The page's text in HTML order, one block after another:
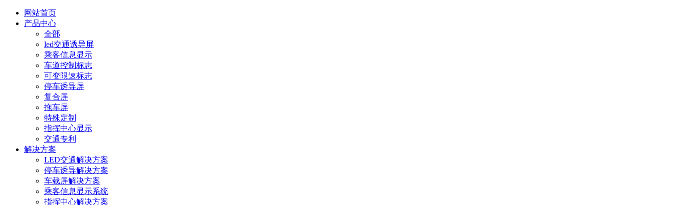
网站首页
产品中心
全部
led交通诱导屏
乘客信息显示
车道控制标志
可变限速标志
停车诱导屏
复合屏
拖车屏
特殊定制
指挥中心显示
交通专利
解决方案
LED交通解决方案
停车诱导解决方案
车载屏解决方案
乘客信息显示系统
指挥中心解决方案